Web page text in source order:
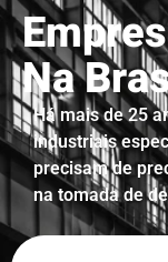
Na
Há mais de 25
industriais
precisam de
na tomada de